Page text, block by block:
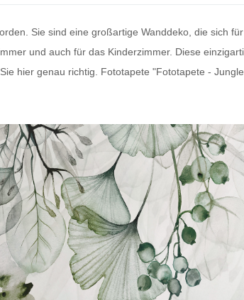
Sie sind eine großartige Wanddeko, die sich
und auch für das Kinderzimmer. Diese
hier genau richtig. Fototapete "Fototapete -